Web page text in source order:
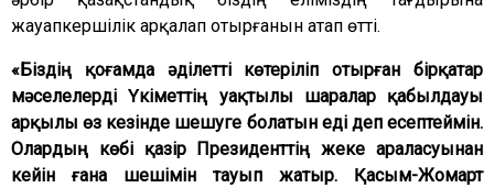
жауапкершілік арқалап отырғанын атап өтті.
«Біздің қоғамда әділетті көтеріліп отырған бірқатар
мәселелерді Үкіметтің уақтылы шаралар қабылдауы
арқылы өз кезінде шешуге болатын еді деп есептеймін.
Олардың көбі қазір Президенттің жеке араласуынан
кейін ғана шешімін тауып жатыр. Қасым-Жомарт